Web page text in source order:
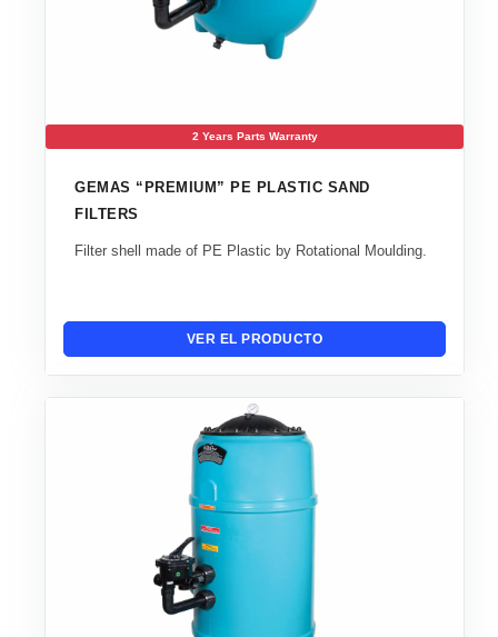
2 Years Parts Warranty
GEMAS “PREMIUM” PE PLASTIC SAND
FILTERS
Filter shell made of PE Plastic by Rotational Moulding.
VER EL PRODUCTO